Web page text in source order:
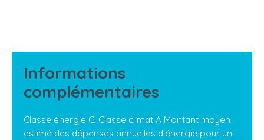
Informations
complémentaires
Classe énergie C, Classe climat A Montant moyen
estimé des dépenses annuelles d'énergie pour un